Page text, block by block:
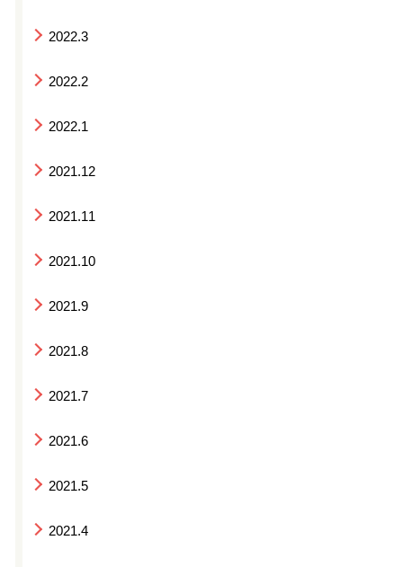
2022.3
2022.2
2022.1
2021.12
2021.11
2021.10
2021.9
2021.8
2021.7
2021.6
2021.5
2021.4